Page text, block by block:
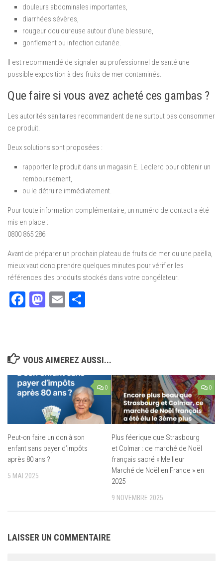
douleurs abdominales importantes,
diarrhées sévères,
rougeur douloureuse autour d’une blessure,
gonflement ou infection cutanée.
Il est recommandé de signaler au professionnel de santé une
possible exposition à des fruits de mer contaminés.
Que faire si vous avez acheté ces gambas ?
Les autorités sanitaires recommandent de ne surtout pas consommer
ce produit.
Deux solutions sont proposées :
rapporter le produit dans un magasin E. Leclerc pour obtenir un
remboursement,
ou le détruire immédiatement.
Pour toute information complémentaire, un numéro de contact a été
mis en place :
0800 865 286
Avant de préparer un prochain plateau de fruits de mer ou une paëlla,
mieux vaut donc prendre quelques minutes pour vérifier les
références des produits stockés dans votre congélateur.
Facebook
Mastodon
Email
VOUS AIMEREZ AUSSI...
0
Peut-on faire un don à son
enfant sans payer d’impôts
après 80 ans ?
5 MAI 2025
0
Plus féerique que Strasbourg
et Colmar : ce marché de Noël
français sacré « Meilleur
Marché de Noël en France » en
2025
9 NOVEMBRE 2025
LAISSER UN COMMENTAIRE